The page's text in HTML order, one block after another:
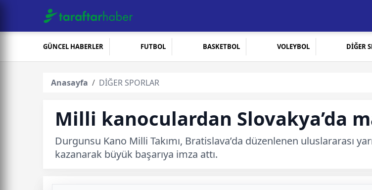
GÜNCEL HABERLER FUTBOL BASKETBOL VOLEYBOL DİĞER
Anasayfa DİĞER SPORLAR
Milli kanoculardan Slovakya’da
Durgunsu Kano Milli Takımı, Bratislava’da düzenlenen uluslararası
kazanarak büyük başarıya imza attı.